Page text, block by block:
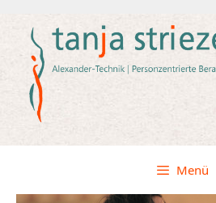
springen
Menü